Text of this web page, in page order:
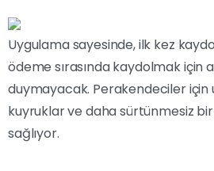
Uygulama sayesinde, ilk kez
ödeme sırasında kaydolmak için
duymayacak. Perakendeciler için
kuyruklar ve daha sürtünmesiz
sağlıyor.